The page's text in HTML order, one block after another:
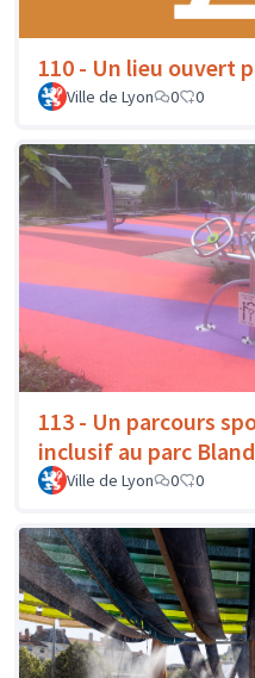
110 - Un lieu ouvert
Ville de Lyon 0 0
113 - Un parcours
inclusif au parc
Ville de Lyon 0 0